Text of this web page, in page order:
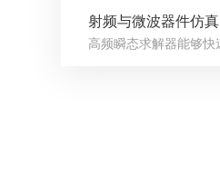
射频与微波器件仿真